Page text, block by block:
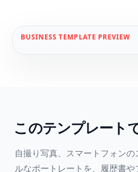
BUSINESS TEMPLATE PREVIEW
このテンプレート
自撮り写真、スマートフォン
ルなポートレートを、履歴書や